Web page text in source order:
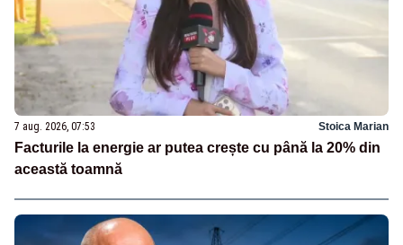
7 aug. 2026, 07:53 Stoica Marian
Facturile la energie ar putea crește cu până la 20% din
această toamnă